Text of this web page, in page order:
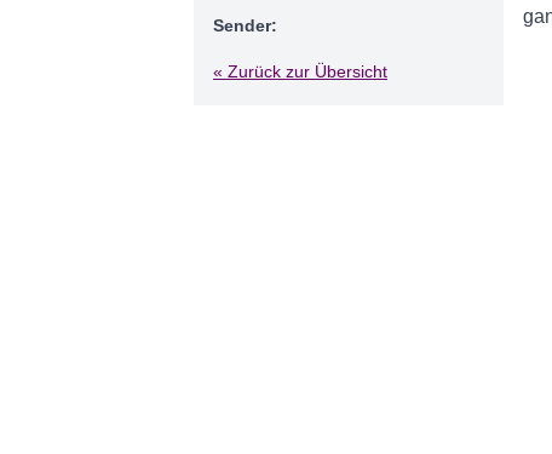
Sender:
« Zurück zur Übersicht